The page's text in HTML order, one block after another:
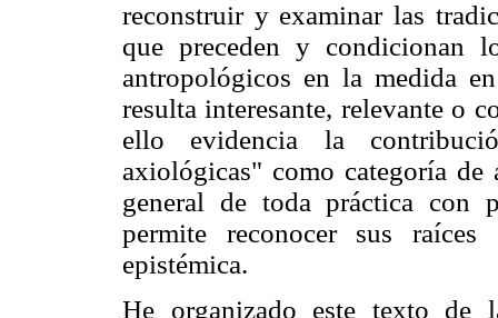
reconstruir y examinar las
que preceden y condicionan
antropológicos en la medida
resulta interesante, relevante o
ello evidencia la
axiológicas" como categoría
general de toda práctica con
permite reconocer sus
epistémica.
He organizado este texto de